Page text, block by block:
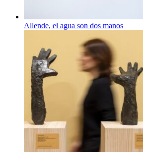
Allende, el agua son dos manos